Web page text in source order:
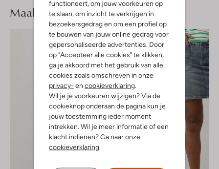
functioneert, om jouw voorkeuren op
te slaan, om inzicht te verkrijgen in
bezoekersgedrag en om een profiel op
te bouwen van jouw online gedrag voor
gepersonaliseerde advertenties. Door
op "Accepteer alle cookies" te klikken,
ga je akkoord met het gebruik van alle
cookies zoals omschreven in onze
privacy- en cookieverklaring
Wil je je voorkeuren wijzigen? Via de
cookieknop onderaan de pagina kun je
jouw toestemming ieder moment
intrekken. Wil je meer informatie of een
klacht indienen? Ga naar onze
cookieverklaring
Maak jelook compleet